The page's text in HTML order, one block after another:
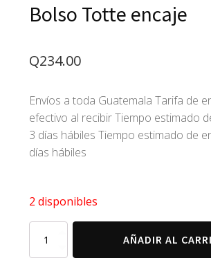
Bolso Totte encaje
Q234.00
Envíos a toda Guatemala Tarifa de
efectivo al recibir Tiempo estimado
3 días hábiles Tiempo estimado de
días hábiles
2 disponibles
Totte
encaje
AÑADIR AL